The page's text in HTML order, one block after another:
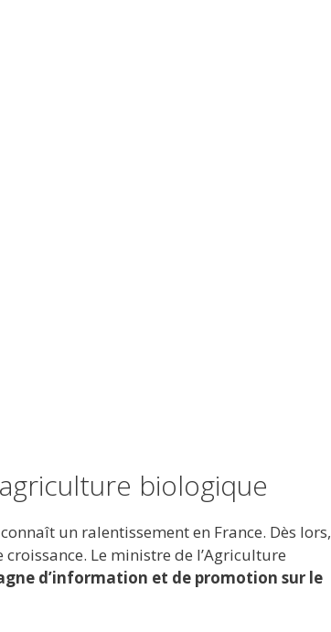
biologique
un ralentissement en France. Dès lors,
Le ministre de l’Agriculture
d’information et de promotion sur le